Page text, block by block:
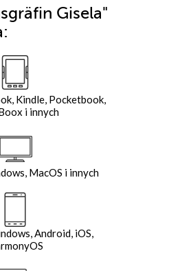
Gisela"
Kindle, Pocketbook,
i innych
MacOS i innych
Android, iOS,